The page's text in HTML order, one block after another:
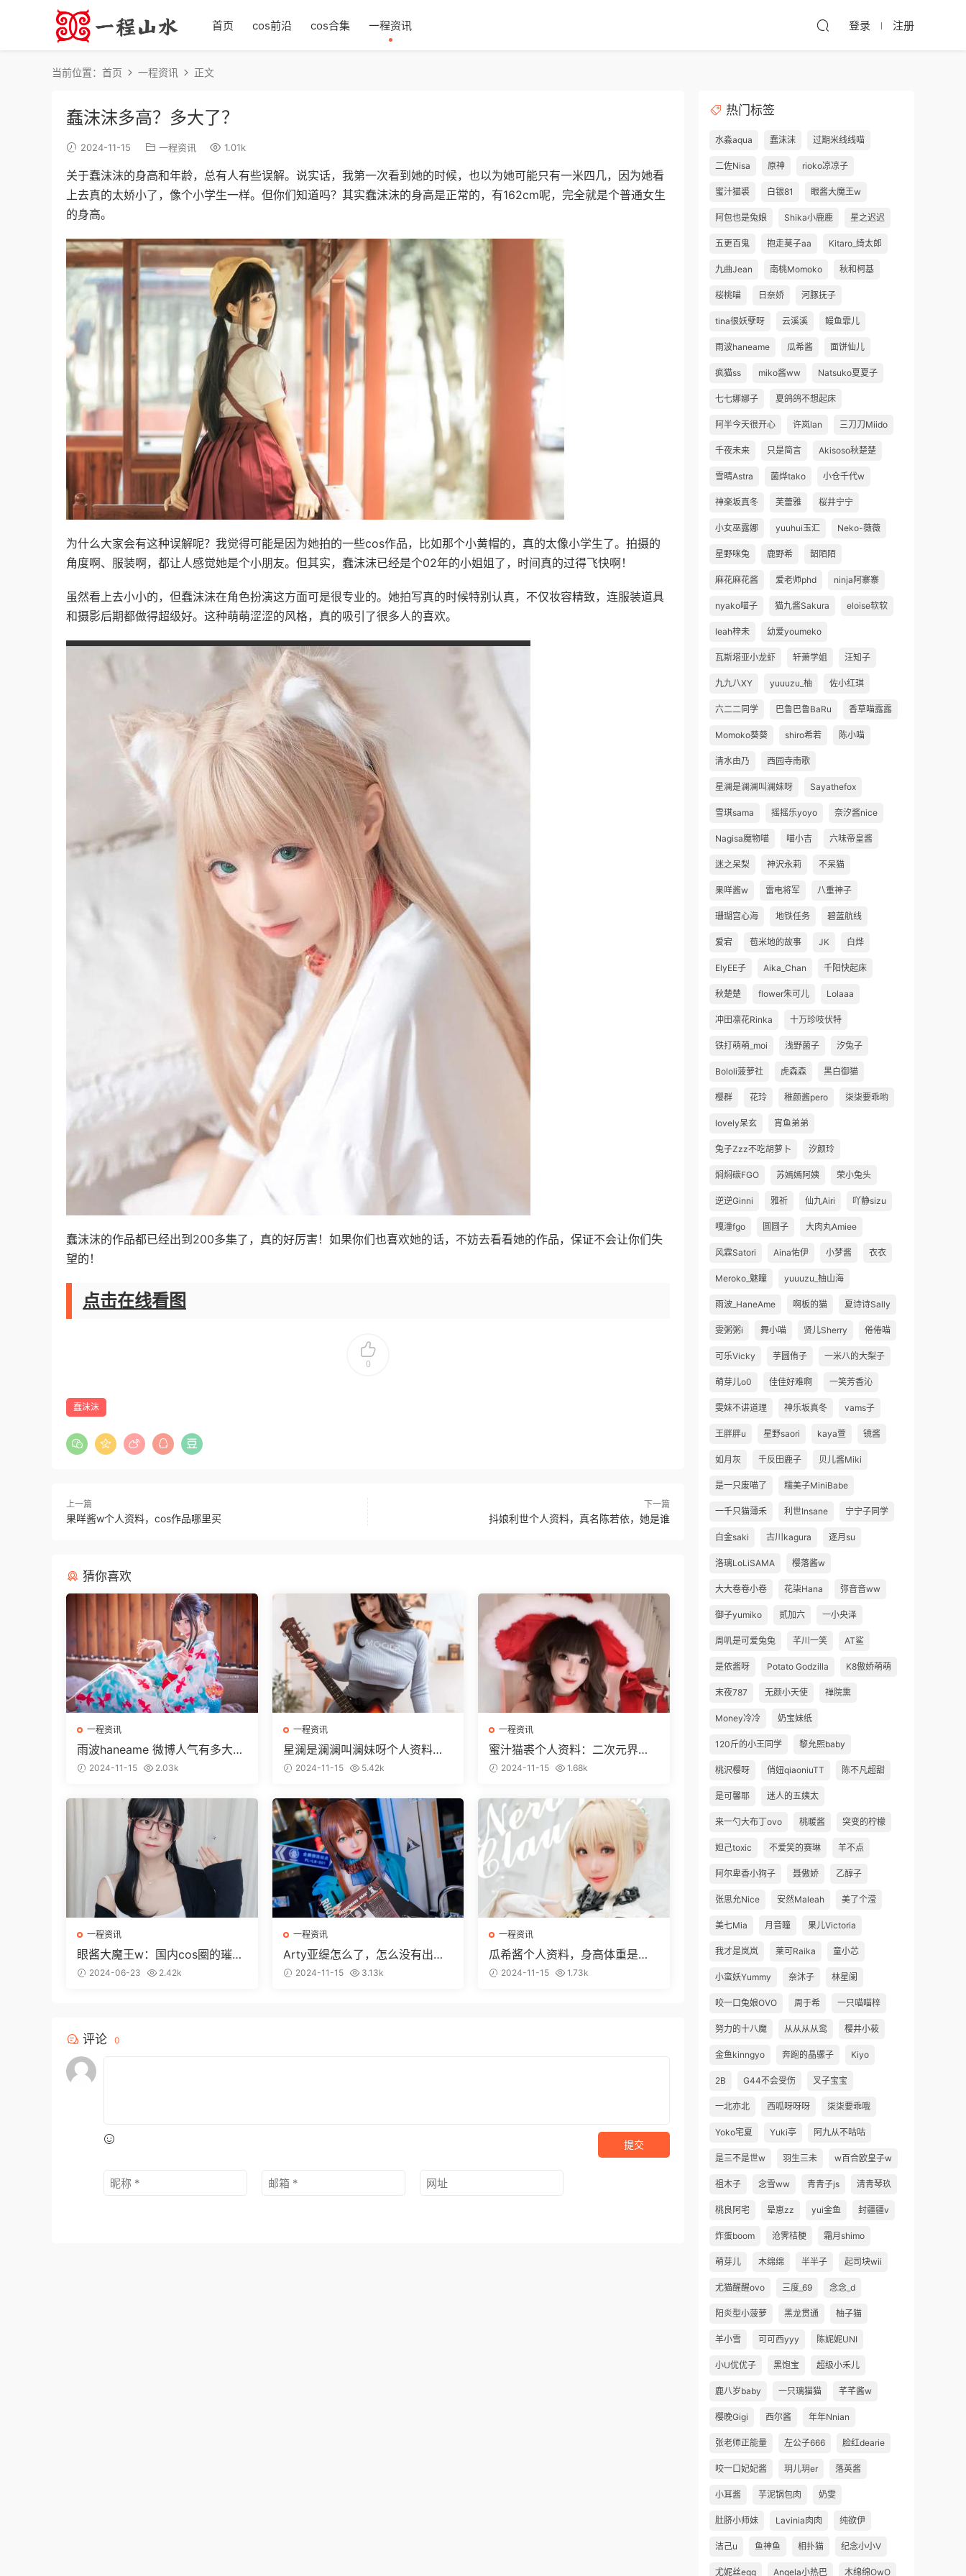
首页 cos前沿 cos合集 一程资讯 登录 注册
当前位置： 首页 一程资讯 正文
蠢沫沫多高？多大了？
2024-11-15 一程资讯 1.01k
关于蠢沫沫的身高和年龄，总有人有些误解。说实话，我第一次看到她的时候，也以为她可能只有一米四几，因为她看
上去真的太娇小了，像个小学生一样。但你们知道吗？其实蠢沫沫的身高是正常的，有162cm呢，完全就是个普通女生
的身高。
为什么大家会有这种误解呢？我觉得可能是因为她拍的一些cos作品，比如那个小黄帽的，真的太像小学生了。拍摄的
角度啊、服装啊，都让人感觉她是个小朋友。但其实，蠢沫沫已经是个02年的小姐姐了，时间真的过得飞快啊！
虽然看上去小小的，但蠢沫沫在角色扮演这方面可是很专业的。她拍写真的时候特别认真，不仅妆容精致，连服装道具
和摄影后期都做得超级好。这种萌萌涩涩的风格，真的吸引了很多人的喜欢。
蠢沫沫的作品都已经出到200多集了，真的好厉害！如果你们也喜欢她的话，不妨去看看她的作品，保证不会让你们失
望的！
点击在线看图
0
蠢沫沫
上一篇
果咩酱w个人资料，cos作品哪里买
下一篇
抖娘利世个人资料，真名陈若依，她是谁
猜你喜欢
一程资讯
雨波haneame 微博人气有多大？
cos作品鉴赏
2024-11-15 2.03k
一程资讯
星澜是澜澜叫澜妹呀个人资料，c
os作品鉴赏
2024-11-15 5.42k
一程资讯
蜜汁猫裘个人资料：二次元界的
萌妹Coser！
2024-11-15 1.68k
一程资讯
眼酱大魔王w：国内cos圈的璀璨
之星2024-06-23 2.42k
一程资讯
Arty亚缇怎么了，怎么没有出新
作品了？
2024-11-15 3.13k
一程资讯
瓜希酱个人资料，身高体重是多
少 2024-11-15 1.73k
评论 0
提交
热门标签
水淼aqua 蠢沫沫 过期米线线喵
二佐Nisa 原神 rioko凉凉子
蜜汁猫裘 白银81 眼酱大魔王w
阿包也是兔娘 Shika小鹿鹿 星之迟迟
五更百鬼 抱走莫子aa Kitaro_绮太郎
九曲Jean 南桃Momoko 秋和柯基
桜桃喵 日奈娇 河豚抚子
tina很妖孽呀 云溪溪 鳗鱼霏儿
雨波haneame 瓜希酱 面饼仙儿
疯猫ss miko酱ww Natsuko夏夏子
七七娜娜子 夏鸽鸽不想起床
阿半今天很开心 许岚lan 三刀刀Miido
千夜未来 只是简言 Akisoso秋楚楚
雪晴Astra 菌烨tako 小仓千代w
神楽坂真冬 芙蕾雅 桜井宁宁
小女巫露娜 yuuhui玉汇 Neko-薇薇
星野咪兔 鹿野希 韶陌陌
麻花麻花酱 爱老师phd ninja阿寨寨
nyako喵子 猫九酱Sakura eloise软软
leah梓未 幼爱youmeko
瓦斯塔亚小龙虾 轩萧学姐 汪知子
九九八XY yuuuzu_柚 佐小红琪
六二二同学 巴鲁巴鲁BaRu 香草喵露露
Momoko葵葵 shiro希若 陈小喵
清水由乃 西园寺南歌
星澜是澜澜叫澜妹呀 Sayathefox
雪琪sama 摇摇乐yoyo 奈汐酱nice
Nagisa魔物喵 喵小吉 六味帝皇酱
迷之呆梨 神沢永莉 不呆猫
果咩酱w 雷电将军 八重神子
珊瑚宫心海 地铁任务 碧蓝航线
爱宕 苞米地的故事 JK 白烨
ElyEE子 Aika_Chan 千阳快起床
秋楚楚 flower朱可儿 Lolaaa
冲田凛花Rinka 十万珍吱伏特
铁打萌萌_moi 浅野菌子 汐兔子
Bololi菠萝社 虎森森 黑白御猫
樱群 花玲 稚颜酱pero 柒柒要乖哟
lovely呆玄 宵鱼弟弟
兔子Zzz不吃胡萝卜 汐颜玲
焖焖碳FGO 苏嫣嫣阿姨 荣小兔头
逆逆Ginni 雅祈 仙九Airi 吖静sizu
嘎潼fgo 圆圆子 大肉丸Amiee
风霖Satori Aina佑伊 小梦酱 衣衣
Meroko_魅瞳 yuuuzu_柚山海
雨波_HaneAme 啊板的猫 夏诗诗Sally
雯粥粥i 舞小喵 贤儿Sherry 倦倦喵
可乐Vicky 芋圆侑子 一米八的大梨子
萌芽儿o0 佳佳好难啊 一笑芳香沁
雯妹不讲道理 神乐坂真冬 vams子
王胖胖u 星野saori kaya萱 镜酱
如月灰 千反田鹿子 贝儿酱Miki
是一只废喵了 糯美子MiniBabe
一千只猫薄禾 利世Insane 宁宁子同学
白金saki 古川kagura 逐月su
洛璃LoLiSAMA 樱落酱w
大大卷卷小卷 花柒Hana 弥音音ww
御子yumiko 贰加六 一小央泽
周叽是可爱兔兔 芊川一笑 AT鲨
是依酱呀 Potato Godzilla K8傲娇萌萌
末夜787 无颜小天使 禅院熏
Money冷冷 奶宝妹纸
120斤的小王同学 黎允熙baby
桃沢樱呀 俏妞qiaoniuTT 陈不凡超甜
是可馨耶 迷人的五姨太
来一勺大布丁ovo 桃暖酱 突变的柠檬
妲己toxic 不爱笑的赛琳 羊不点
阿尔卑香小狗子 聂傲娇 乙醇子
张思允Nice 安然Maleah 美了个滢
美七Mia 月音瞳 果儿Victoria
我才是岚岚 莱可Raika 童小芯
小蛮妖Yummy 奈沐子 林星阑
咬一口兔娘OVO 周于希 一只喵喵梓
努力的十八魔 从从从从鸾 樱井小莜
金鱼kinngyo 奔跑的晶骡子 Kiyo
2B G44不会受伤 叉子宝宝
一北亦北 西呱呀呀呀 柒柒要乖哦
Yoko宅夏 Yuki亭 阿九从不咕咕
是三不是世w 羽生三未 w百合欧皇子w
祖木子 念雪ww 青青子js 清青琴玖
桃良阿宅 晕崽zz yui金鱼 封疆疆v
炸蛋boom 沧霁桔梗 霜月shimo
萌芽儿 木绵绵 半半子 起司块wii
尤猫醒醒ovo 三度_69 念念_d
阳炎型小菠萝 黑龙贯通 柚子猫
羊小雪 可可西yyy 陈妮妮UNI
小U优优子 黑饱宝 超级小禾儿
鹿八岁baby 一只璃猫猫 芊芊酱w
樱晚Gigi 西尔酱 年年Nnian
张老师正能量 左公子666 脸红dearie
咬一口妃妃酱 玥儿玥er 落英酱
小耳酱 芋泥锅包肉 奶雯
肚脐小师妹 Lavinia肉肉 纯欲伊
洁己u 鱼神鱼 相扑猫 纪念小小V
尤妮丝egg Angela小热巴 木绵绵OwO